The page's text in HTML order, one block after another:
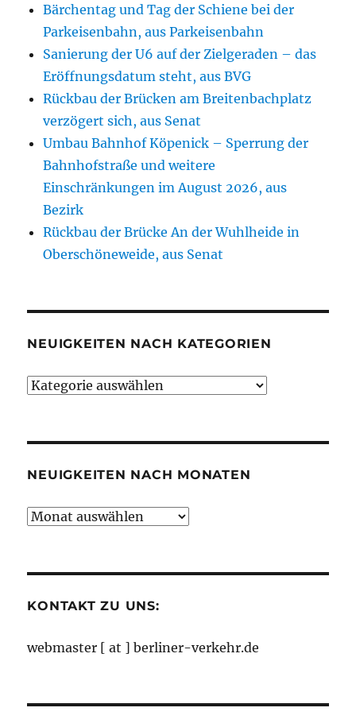
Bärchentag und Tag der Schiene bei der
Parkeisenbahn, aus Parkeisenbahn
Sanierung der U6 auf der Zielgeraden – das
Eröffnungsdatum steht, aus BVG
Rückbau der Brücken am Breitenbachplatz
verzögert sich, aus Senat
Umbau Bahnhof Köpenick – Sperrung der
Bahnhofstraße und weitere
Einschränkungen im August 2026, aus
Bezirk
Rückbau der Brücke An der Wuhlheide in
Oberschöneweide, aus Senat
NEUIGKEITEN NACH KATEGORIEN
Neuigkeiten
NEUIGKEITEN NACH MONATEN
Neuigkeiten
KONTAKT ZU UNS:
webmaster [ at ] berliner-verkehr.de